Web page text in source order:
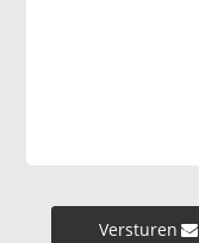
Versturen »